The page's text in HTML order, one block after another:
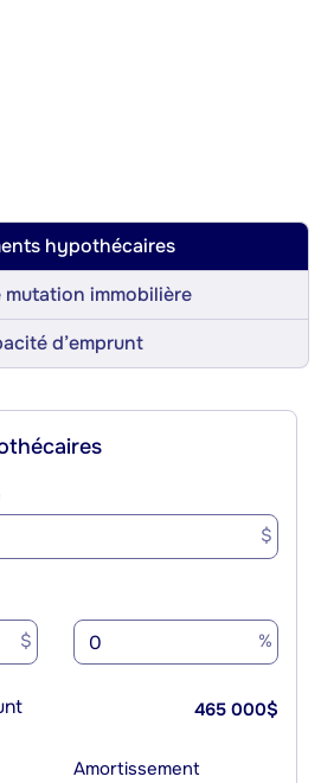
hypothécaires
mutation immobilière
d’emprunt
$
$ %
465 000$
Amortissement